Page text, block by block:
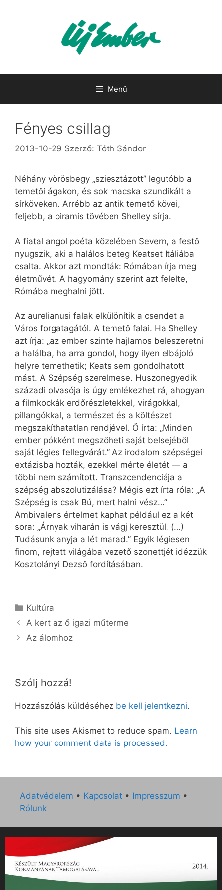
Menü
Fényes csillag
2013-10-29 Szerző: Tóth Sándor
Néhány vörösbegy „sziesztázott” legutóbb a
temetői ágakon, és sok macska szundikált a
sírköveken. Arrébb az antik temető kövei,
feljebb, a piramis tövében Shelley sírja.
A fiatal angol poéta közelében Severn, a festő
nyugszik, aki a halálos beteg Keatset Itáliába
csalta. Akkor azt mondták: Rómában írja meg
életművét. A hagyomány szerint azt felelte,
Rómába meghalni jött.
Az aurelianusi falak elkülönítik a csendet a
Város forgatagától. A temető falai. Ha Shelley
azt írja: „az ember szinte hajlamos beleszeretni
a halálba, ha arra gondol, hogy ilyen elbájoló
helyre temethetik; Keats sem gondolhatott
mást. A Szépség szerelmese. Huszonegyedik
századi olvasója is úgy emlékezhet rá, ahogyan
a filmkockák erdőrészletekkel, virágokkal,
pillangókkal, a természet és a költészet
megszakíthatatlan rendjével. Ő írta: „Minden
ember pókként megszőheti saját belsejéből
saját légies fellegvárát.” Az irodalom szépségei
extázisba hozták, ezekkel mérte életét — a
többi nem számított. Transzcendenciája a
szépség abszolutizálása? Mégis ezt írta róla: „A
Szépség is csak Bú, mert halni vész…”
Ambivalens értelmet kaphat például ez a két
sora: „Árnyak viharán is vágj keresztül. (…)
Tudásunk anyja a lét marad.” Egyik légiesen
finom, rejtett világába vezető szonettjét idézzük
Kosztolányi Dezső fordításában.
Kategória
Kultúra
A kert az ő igazi műterme
Az álomhoz
Szólj hozzá!
Hozzászólás küldéséhez be kell jelentkezni.
This site uses Akismet to reduce spam. Learn
how your comment data is processed.
Adatvédelem • Kapcsolat • Impresszum •
Rólunk